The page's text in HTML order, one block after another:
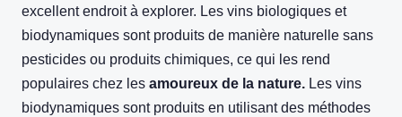
excellent endroit à explorer. Les vins biologiques et
biodynamiques sont produits de manière naturelle sans
pesticides ou produits chimiques, ce qui les rend
populaires chez les amoureux de la nature. Les vins
biodynamiques sont produits en utilisant des méthodes